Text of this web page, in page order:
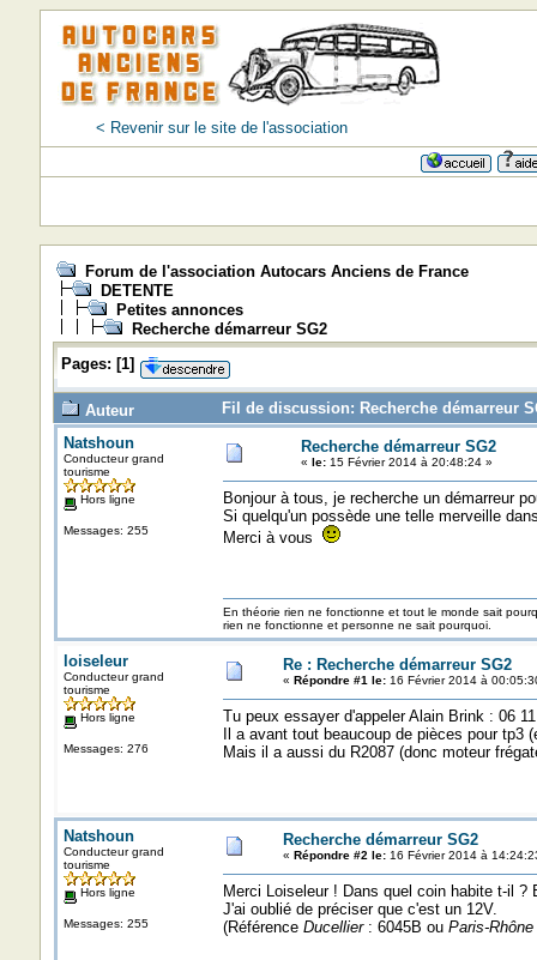
< Revenir sur le site de l'association
Forum de l'association Autocars Anciens de France
DETENTE
Petites annonces
Recherche démarreur SG2
Pages: [1]
Auteur
Fil de discussion: Recherche démarreur
Natshoun
Conducteur grand
tourisme
Hors ligne
Messages: 255
Recherche démarreur SG2
« le:15 Février 2014 à 20:48:24 »
Bonjour à tous, je recherche un démarreur
Si quelqu'un possède une telle merveille
Merci à vous
En théorie rien ne fonctionne et tout le monde sait
rien ne fonctionne et personne ne sait pourquoi.
loiseleur
Conducteur grand
tourisme
Hors ligne
Messages: 276
Re : Recherche démarreur SG2
« Répondre #1 le:16 Février 2014 à
Tu peux essayer d'appeler Alain Brink : 06
Il a avant tout beaucoup de pièces pour
Mais il a aussi du R2087 (donc moteur
Natshoun
Conducteur grand
tourisme
Hors ligne
Messages: 255
Recherche démarreur SG2
« Répondre #2 le:16 Février 2014 à
Merci Loiseleur ! Dans quel coin habite t-il
J'ai oublié de préciser que c'est un 12V.
(Référence Ducellier: 6045B ou Paris-Rhône